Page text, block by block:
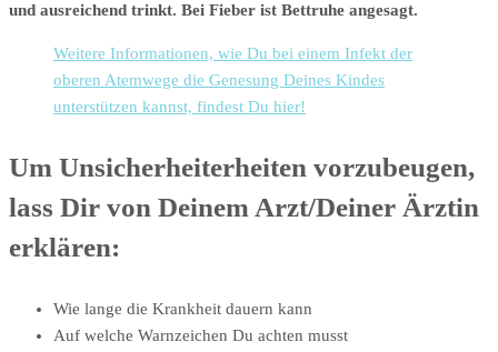
und ausreichend trinkt. Bei Fieber ist Bettruhe angesagt.
Weitere Informationen, wie Du bei einem Infekt der
oberen Atemwege die Genesung Deines Kindes
unterstützen kannst, findest Du hier!
Um Unsicherheiterheiten vorzubeugen,
lass Dir von Deinem Arzt/Deiner Ärztin
erklären:
Wie lange die Krankheit dauern kann
Auf welche Warnzeichen Du achten musst